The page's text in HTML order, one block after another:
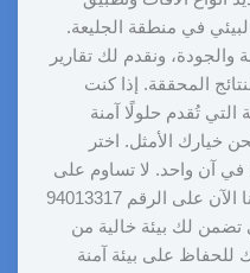
في منطقة الجليعة.
والجودة، ونقدم لك تقارير
المحققة. إذا كنت
تُقدم حلولًا آمنة
خيارك الأمثل. اختر
آن واحد. لا تساوم على
سلامة أسرتك أو الكوكب. اتصل بنا الآن على الرقم 94013317
تضمن لك بيئة خالية من
للحفاظ على بيئة آمنة